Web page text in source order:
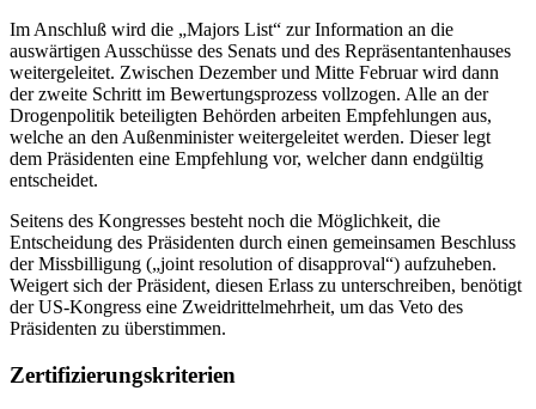
Im Anschluß wird die „Majors List“ zur Information an die
auswärtigen Ausschüsse des Senats und des Repräsentantenhauses
weitergeleitet. Zwischen Dezember und Mitte Februar wird dann
der zweite Schritt im Bewertungsprozess vollzogen. Alle an der
Drogenpolitik beteiligten Behörden arbeiten Empfehlungen aus,
welche an den Außenminister weitergeleitet werden. Dieser legt
dem Präsidenten eine Empfehlung vor, welcher dann endgültig
entscheidet.
Seitens des Kongresses besteht noch die Möglichkeit, die
Entscheidung des Präsidenten durch einen gemeinsamen Beschluss
der Missbilligung („joint resolution of disapproval“) aufzuheben.
Weigert sich der Präsident, diesen Erlass zu unterschreiben, benötigt
der US-Kongress eine Zweidrittelmehrheit, um das Veto des
Präsidenten zu überstimmen.
Zertifizierungskriterien